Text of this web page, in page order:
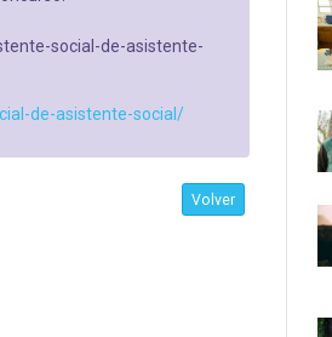
social-de-asistente-
de-asistente-social/
Volver